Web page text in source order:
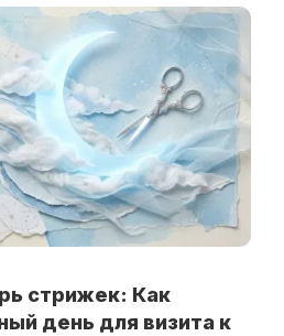
стрижек: Как
день для визита к